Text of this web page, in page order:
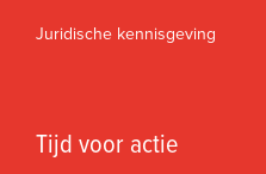
Juridische kennisgeving
Tijd voor actie